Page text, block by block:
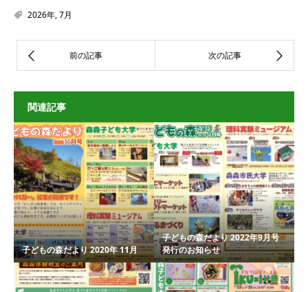
2026年,7月
関連記事
子どもの森だより 2020年 11月
子どもの森だより 2022年9月号
発行のお知らせ